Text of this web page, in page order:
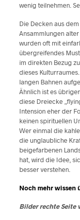
wenig teilnehmen.
Die Decken aus
Ansammlungen
wurden oft mit
übergreifendes
im direkten Bezug
dieses
langen Bahnen
Ähnlich ist es
diese Dreiecke
Intension eher der
keinen spirituellen
Wer einmal die
die unglaubliche
beigefarbenen
hat, wird die Idee,
besser verstehen.
Noch mehr wissen
Bilder rechte Seite